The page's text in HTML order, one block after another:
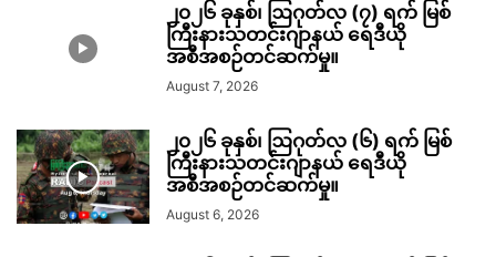
၂၀၂၆ ခုနှစ်၊ ဩဂုတ်လ (၇) ရက် မြစ်
ကြီးနားသတင်းဂျာနယ် ရေဒီယို
အစီအစဉ်တင်ဆက်မှု။
August 7, 2026
၂၀၂၆ ခုနှစ်၊ ဩဂုတ်လ (၆) ရက် မြစ်
ကြီးနားသတင်းဂျာနယ် ရေဒီယို
အစီအစဉ်တင်ဆက်မှု။
August 6, 2026